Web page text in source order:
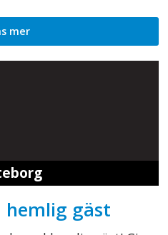
mer
gäst